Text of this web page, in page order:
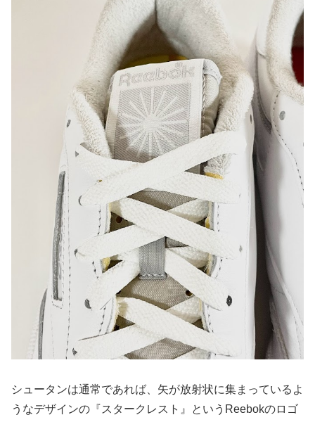
シュータンは通常であれば、矢が放射状に集まっているよ
うなデザインの『スタークレスト』というReebokのロゴ